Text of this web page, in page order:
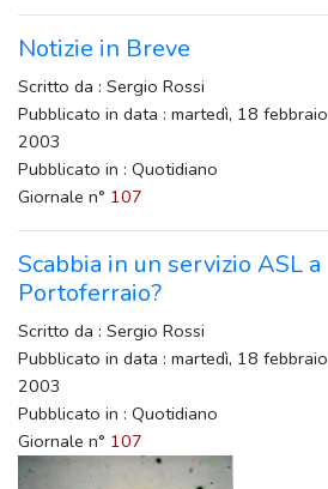
Notizie in Breve
Scritto da : Sergio Rossi
Pubblicato in data : martedì, 18 febbraio
2003
Pubblicato in : Quotidiano
Giornale n° 107
Scabbia in un servizio ASL a
Portoferraio?
Scritto da : Sergio Rossi
Pubblicato in data : martedì, 18 febbraio
2003
Pubblicato in : Quotidiano
Giornale n° 107